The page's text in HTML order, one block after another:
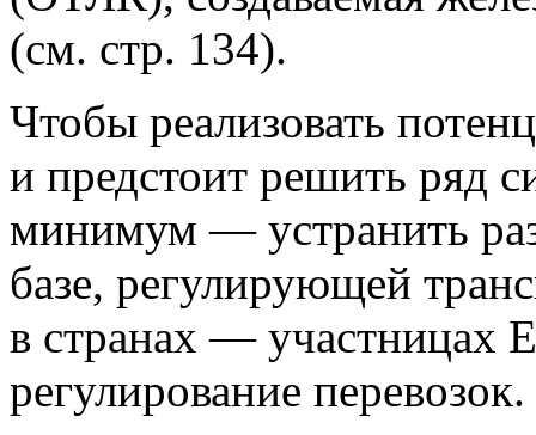
(см. стр. 134).
Чтобы реализовать
и предстоит решить ряд
минимум — устранить
базе, регулирующей
в странах — участницах
регулирование перевозок.